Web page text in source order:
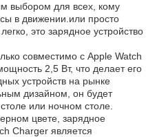
выбором для всех, кому
в движении.или просто
это зарядное устройство
совместимо с Apple Watch
2,5 Вт, что делает его
устройств на рынке
дизайном, он будет
или ночном столе.
цвете, зарядное
Charger является